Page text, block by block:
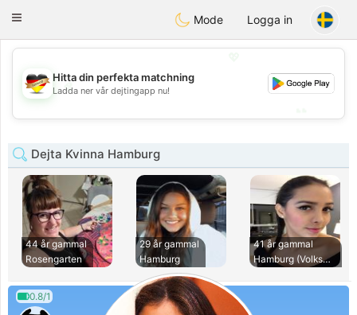
Deutsch Dating
Toggle
Mode Logga in
💖
💕
Hitta din perfekta matchning
Ladda ner vår dejtingapp nu!
Dejta Kvinna Hamburg
44 år gammal
Rosengarten
29 år gammal
Hamburg
41 år gammal
Hamburg (Volksdorf
0.8/1